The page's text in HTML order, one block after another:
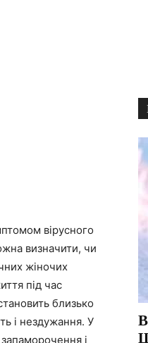
вірусного
визначити, чи
жіночих
під час
близько
і нездужання. У
і